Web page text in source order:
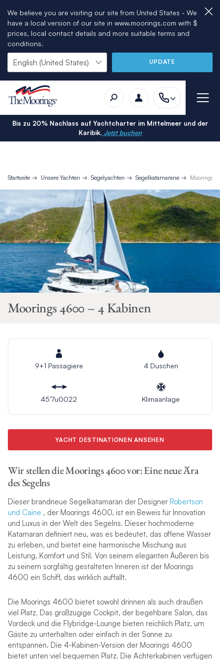
We believe you are visiting our site from United States - We
have a local version of our site in www.moorings.com with $
prices, local contact details and more suitable terms and
conditions.
UPDATE
Bis zu 20% Nachlass auf Yachtcharter im Mittelmeer und der
Karibik.Jetzt buchen
Startseite Unsere Yachten Segelyachten Segelkatamarane Moorings
Moorings 4600 – 4 Kabinen
9+1 Passagiere 4 Duschen
45’7u0022 Klimaanlage
YACHT DESTINATIONEN ANSEHEN
Wir stellen die Moorings 4600 vor: Eine neue Ära
des Segelns
Dieser brandneue Segelkatamaran der Designer Robertson
und Caine , der Moorings 4600, ist ein Beweis für Innovation
und Luxus in der Welt des Segelns. Dieser hochmoderne
Katamaran definiert neu, was es bedeutet, das offene Wasser
zu erleben, und bietet eine harmonische Mischung aus
Leistung, Komfort und Stil. Von seinem eleganten Äußeren bis
zu seinem sorgfältig gestalteten Inneren ist der Moorings
4600 ein Schiff, das wirklich auffällt.
Die Moorings 4600 bietet sowohl drinnen als auch draußen
viel Platz. Das großzügige Cockpit, der begehbare Salon, das
Vordeck und die Flybridge-Lounge bieten reichlich Platz, um
Gäste zu unterhalten oder einfach in der Sonne zu
entspannen. Die 4-Kabinen-Version der Moorings 4600
bietet unten viel bequemen Platz. Die Achterkabinen verfügen